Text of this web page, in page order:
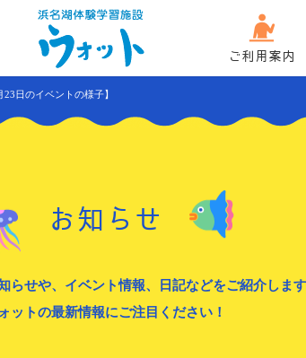
ご利用案内
日のイベントの様子】
お知らせ
らせや、イベント情報、日記などをご紹介しま
ットの最新情報にご注目ください！